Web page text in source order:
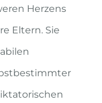
Herzens
Eltern. Sie